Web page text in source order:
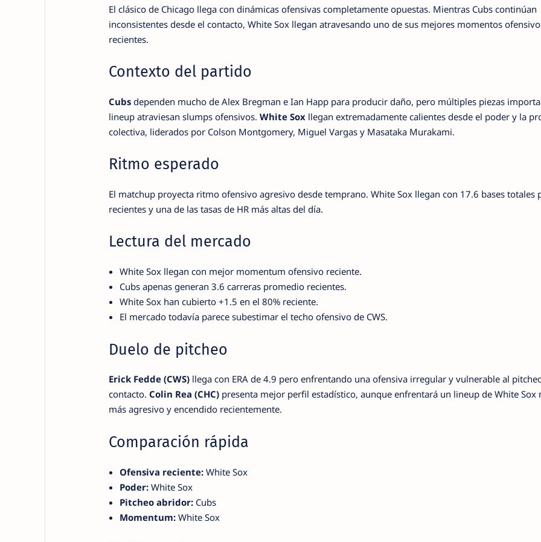
El clásico de Chicago llega con dinámicas ofensivas completamente opuestas. Mientras Cubs continúan
inconsistentes desde el contacto, White Sox llegan atravesando uno de sus mejores momentos
recientes.
Contexto del partido
Cubsdependen mucho de Alex Bregman e Ian Happ para producir daño, pero múltiples piezas
lineup atraviesan slumps ofensivos. White Soxllegan extremadamente calientes desde el poder y la
colectiva, liderados por Colson Montgomery, Miguel Vargas y Masataka Murakami.
Ritmo esperado
El matchup proyecta ritmo ofensivo agresivo desde temprano. White Sox llegan con 17.6 bases totales
recientes y una de las tasas de HR más altas del día.
Lectura del mercado
White Sox llegan con mejor momentum ofensivo reciente.
Cubs apenas generan 3.6 carreras promedio recientes.
White Sox han cubierto +1.5 en el 80% reciente.
El mercado todavía parece subestimar el techo ofensivo de CWS.
Duelo de pitcheo
Erick Fedde (CWS)llega con ERA de 4.9 pero enfrentando una ofensiva irregular y vulnerable al
contacto. Colin Rea (CHC)presenta mejor perfil estadístico, aunque enfrentará un lineup de White Sox
más agresivo y encendido recientemente.
Comparación rápida
Ofensiva reciente:White Sox
Poder:White Sox
Pitcheo abridor:Cubs
Momentum:White Sox